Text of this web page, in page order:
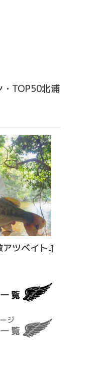
TOP50北浦
ツベイト』